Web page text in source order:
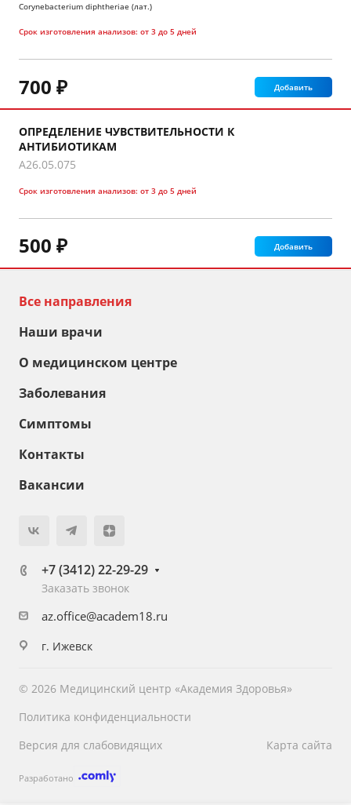
Corynebacterium diphtheriae (лат.)
Срок изготовления анализов: от 3 до 5 дней
700 ₽ Добавить
ОПРЕДЕЛЕНИЕ ЧУВСТВИТЕЛЬНОСТИ К
АНТИБИОТИКАМ
A26.05.075
Срок изготовления анализов: от 3 до 5 дней
500 ₽ Добавить
Все направления
Наши врачи
О медицинском центре
Заболевания
Симптомы
Контакты
Вакансии
+7 (3412) 22-29-29
Заказать звонок
az.office@academ18.ru
г. Ижевск
© 2026 Медицинский центр «Академия Здоровья»
Политика конфиденциальности
Версия для слабовидящих
Карта сайта
Разработано